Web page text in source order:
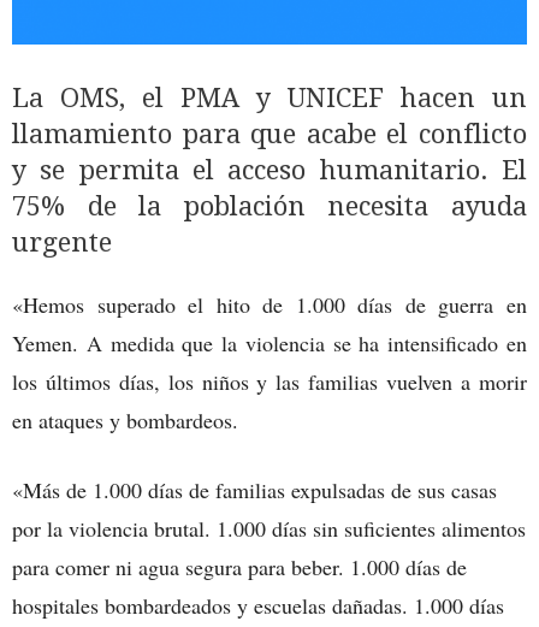
La OMS, el PMA y UNICEF hacen un
llamamiento para que acabe el conflicto
y se permita el acceso humanitario. El
75% de la población necesita ayuda
urgente
«Hemos superado el hito de 1.000 días de guerra en
Yemen. A medida que la violencia se ha intensificado en
los últimos días, los niños y las familias vuelven a morir
en ataques y bombardeos.
«Más de 1.000 días de familias expulsadas de sus casas
por la violencia brutal. 1.000 días sin suficientes alimentos
para comer ni agua segura para beber. 1.000 días de
hospitales bombardeados y escuelas dañadas. 1.000 días